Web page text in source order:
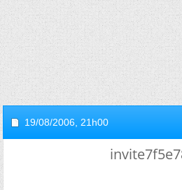
19/08/2006, 21h00